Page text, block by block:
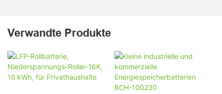
Verwandte Produkte